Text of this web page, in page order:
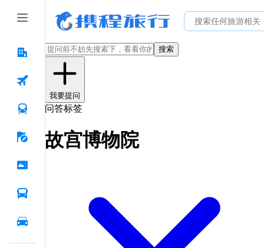
搜索
我要提问
问答标签
故宫博物院